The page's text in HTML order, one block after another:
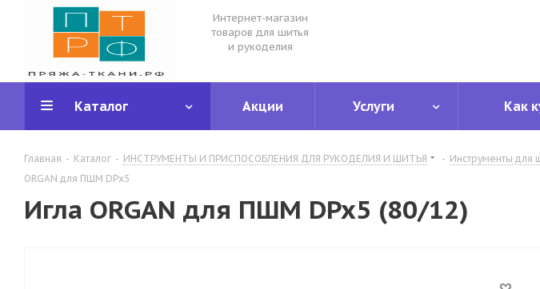
Интернет-магазин
товаров для шитья
и рукоделия
Каталог Акции Услуги Как
Главная - Каталог - ИНСТРУМЕНТЫ И ПРИСПОСОБЛЕНИЯ ДЛЯ РУКОДЕЛИЯ И ШИТЬЯ - Инструменты для
ORGAN для ПШМ DPx5
Игла ORGAN для ПШМ DPx5 (80/12)